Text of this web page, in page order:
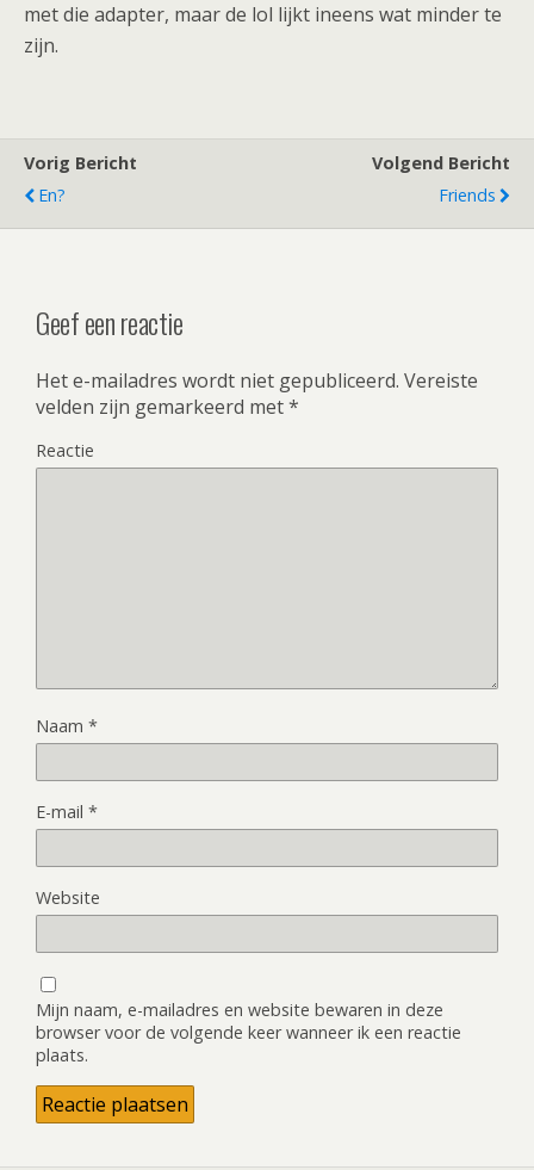
met die adapter, maar de lol lijkt ineens wat minder te
zijn.
Vorig Bericht
En?
Volgend Bericht
Friends
Geef een reactie
Het e-mailadres wordt niet gepubliceerd. Vereiste
velden zijn gemarkeerd met*
Reactie
Naam *
E-mail *
Website
Mijn naam, e-mailadres en website bewaren in deze
browser voor de volgende keer wanneer ik een reactie
plaats.